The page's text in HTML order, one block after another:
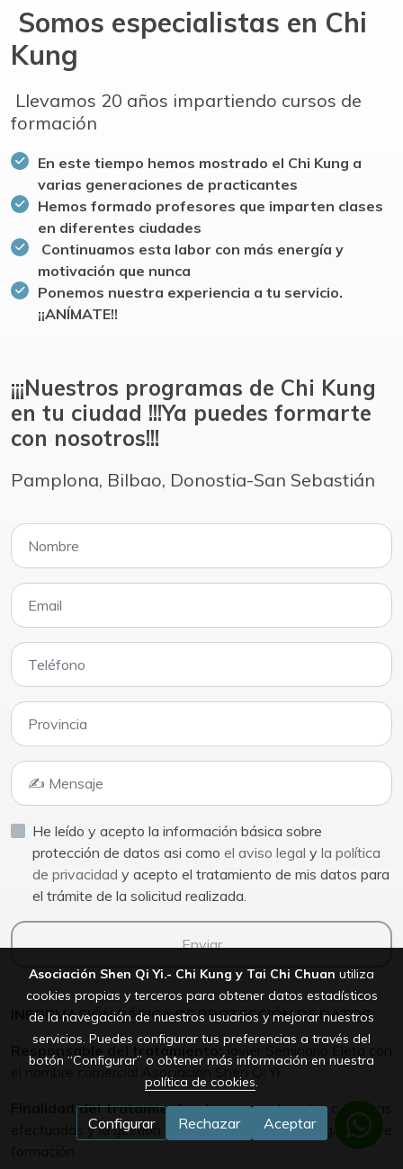
Somos especialistas en Chi
Kung
Llevamos 20 años impartiendo cursos de
formación
En este tiempo hemos mostrado el Chi Kung a
varias generaciones de practicantes
Hemos formado profesores que imparten clases
en diferentes ciudades
Continuamos esta labor con más energía y
motivación que nunca
Ponemos nuestra experiencia a tu servicio.
¡¡ANÍMATE!!
¡¡¡Nuestros programas de Chi Kung
en tu ciudad !!!Ya puedes formarte
con nosotros!!!
Pamplona, Bilbao, Donostia-San Sebastián
He leído y acepto la información básica sobre
protección de datos asi como el aviso legal y la política
de privacidad y acepto el tratamiento de mis datos para
el trámite de la solicitud realizada.
Enviar
INFORMACIÓN BÁSICA DE PROTECCIÓN DE DATOS
Responsable del tratamiento:
el nombre comercial Asociación Shen Qi Yi.
Finalidad del tratamiento:dar respuesta a las consultas
efectuadas y la gestión de inscripciones a los programas de
Asociación Shen Qi Yi.- Chi Kung y Tai Chi Chuan utiliza
cookies propias y terceros para obtener datos estadísticos
de la navegación de nuestros usuarios y mejorar nuestros
servicios. Puedes configurar tus preferencias a través del
botón “Configurar” o obtener más información en nuestra
política de cookies.
Configurar Rechazar Aceptar